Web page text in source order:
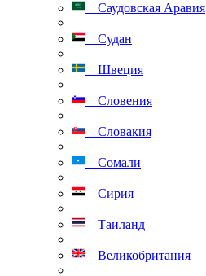
Саудовская Аравия
Судан
Швеция
Словения
Словакия
Сомали
Сирия
Таиланд
Великобритания